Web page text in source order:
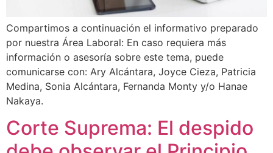
Compartimos a continuación el informativo preparado
por nuestra Área Laboral: En caso requiera más
información o asesoría sobre este tema, puede
comunicarse con: Ary Alcántara, Joyce Cieza, Patricia
Medina, Sonia Alcántara, Fernanda Monty y/o Hanae
Nakaya.
Corte Suprema: El despido